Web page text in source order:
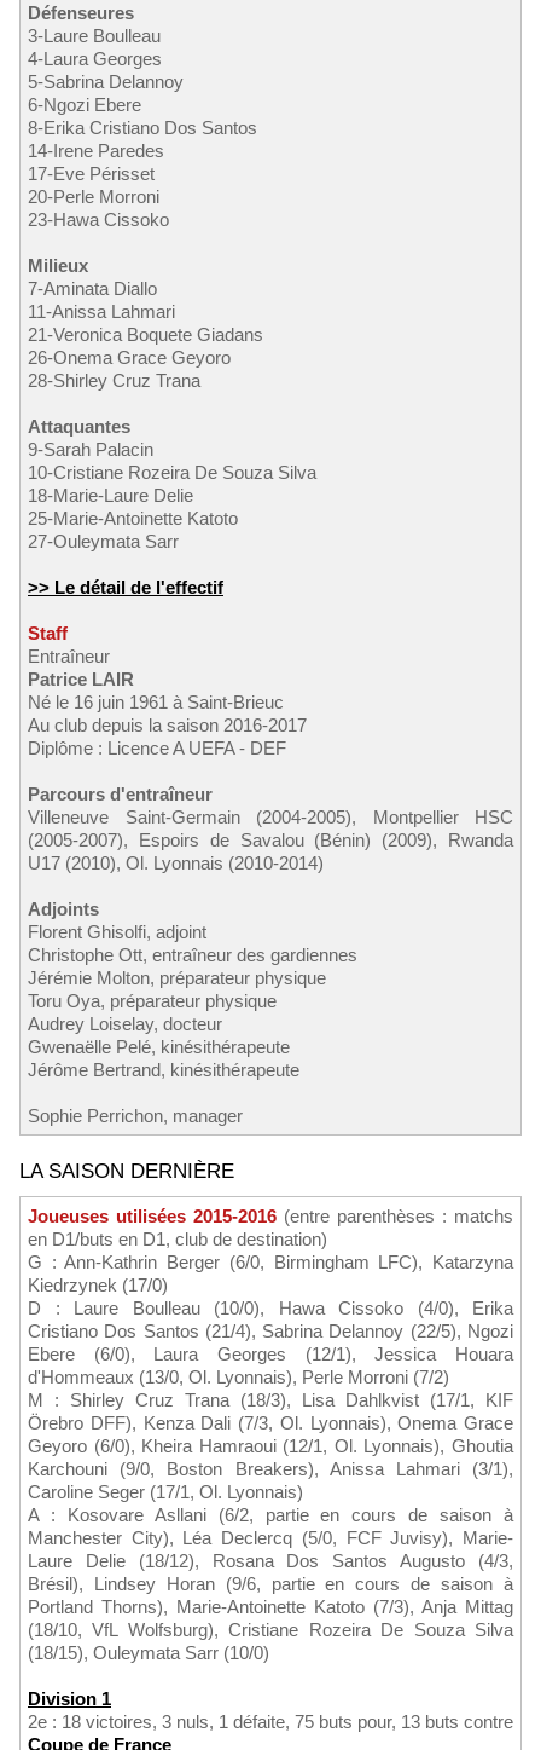
Défenseures
3-Laure Boulleau
4-Laura Georges
5-Sabrina Delannoy
6-Ngozi Ebere
8-Erika Cristiano Dos Santos
14-Irene Paredes
17-Eve Périsset
20-Perle Morroni
23-Hawa Cissoko
Milieux
7-Aminata Diallo
11-Anissa Lahmari
21-Veronica Boquete Giadans
26-Onema Grace Geyoro
28-Shirley Cruz Trana
Attaquantes
9-Sarah Palacin
10-Cristiane Rozeira De Souza Silva
18-Marie-Laure Delie
25-Marie-Antoinette Katoto
27-Ouleymata Sarr
>> Le détail de l'effectif
Staff
Entraîneur
Patrice LAIR
Né le 16 juin 1961 à Saint-Brieuc
Au club depuis la saison 2016-2017
Diplôme : Licence A UEFA - DEF
Parcours d'entraîneur
Villeneuve Saint-Germain (2004-2005), Montpellier HSC
(2005-2007), Espoirs de Savalou (Bénin) (2009), Rwanda
U17 (2010), Ol. Lyonnais (2010-2014)
Adjoints
Florent Ghisolfi, adjoint
Christophe Ott, entraîneur des gardiennes
Jérémie Molton, préparateur physique
Toru Oya, préparateur physique
Audrey Loiselay, docteur
Gwenaëlle Pelé, kinésithérapeute
Jérôme Bertrand, kinésithérapeute
Sophie Perrichon, manager
LA SAISON DERNIÈRE
Joueuses utilisées 2015-2016 (entre parenthèses : matchs
en D1/buts en D1, club de destination)
G : Ann-Kathrin Berger (6/0, Birmingham LFC), Katarzyna
Kiedrzynek (17/0)
D : Laure Boulleau (10/0), Hawa Cissoko (4/0), Erika
Cristiano Dos Santos (21/4), Sabrina Delannoy (22/5), Ngozi
Ebere (6/0), Laura Georges (12/1), Jessica Houara
d'Hommeaux (13/0, Ol. Lyonnais), Perle Morroni (7/2)
M : Shirley Cruz Trana (18/3), Lisa Dahlkvist (17/1, KIF
Örebro DFF), Kenza Dali (7/3, Ol. Lyonnais), Onema Grace
Geyoro (6/0), Kheira Hamraoui (12/1, Ol. Lyonnais), Ghoutia
Karchouni (9/0, Boston Breakers), Anissa Lahmari (3/1),
Caroline Seger (17/1, Ol. Lyonnais)
A : Kosovare Asllani (6/2, partie en cours de saison à
Manchester City), Léa Declercq (5/0, FCF Juvisy), Marie-
Laure Delie (18/12), Rosana Dos Santos Augusto (4/3,
Brésil), Lindsey Horan (9/6, partie en cours de saison à
Portland Thorns), Marie-Antoinette Katoto (7/3), Anja Mittag
(18/10, VfL Wolfsburg), Cristiane Rozeira De Souza Silva
(18/15), Ouleymata Sarr (10/0)
Division 1
2e : 18 victoires, 3 nuls, 1 défaite, 75 buts pour, 13 buts contre
Coupe de France